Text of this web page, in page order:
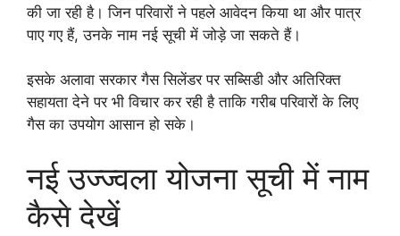
की जा रही है। जिन परिवारों ने पहले आवेदन किया था और पात्र
पाए गए हैं, उनके नाम नई सूची में जोड़े जा सकते हैं।
इसके अलावा सरकार गैस सिलेंडर पर सब्सिडी और अतिरिक्त
सहायता देने पर भी विचार कर रही है ताकि गरीब परिवारों के लिए
गैस का उपयोग आसान हो सके।
नई उज्ज्वला योजना सूची में नाम
कैसे देखें